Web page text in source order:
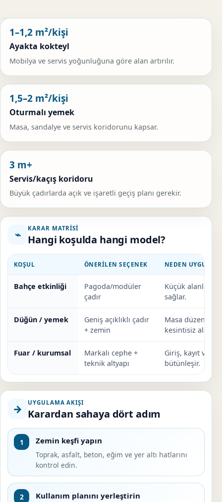
1–1,2 m²/kişi
Ayakta kokteyl
Mobilya ve servis yoğunluğuna göre alan artırılır.
1,5–2 m²/kişi
Oturmalı yemek
Masa, sandalye ve servis koridorunu kapsar.
3 m+
Servis/kaçış koridoru
Büyük çadırlarda açık ve işaretli geçiş planı gerekir.
⌁ KARAR MATRISI
Hangi koşulda hangi model?
KOŞUL ÖNERILEN SEÇENEK NEDEN UYGUN?
Bahçe etkinliği
Pagoda/modüler
çadır
Küçük alanlarda
sağlar.
Düğün / yemek
Geniş açıklıklı çadır
+ zemin
Masa düzeni ve
kesintisiz alan
Fuar / kurumsal
Markalı cephe +
teknik altyapı
Giriş, kayıt ve
bütünleşir.
→ UYGULAMA AKIŞI
Karardan sahaya dört adım
1 Zemin keşfi yapın
Toprak, asfalt, beton, eğim ve yer altı hatlarını
kontrol edin.
2 Kullanım planını yerleştirin